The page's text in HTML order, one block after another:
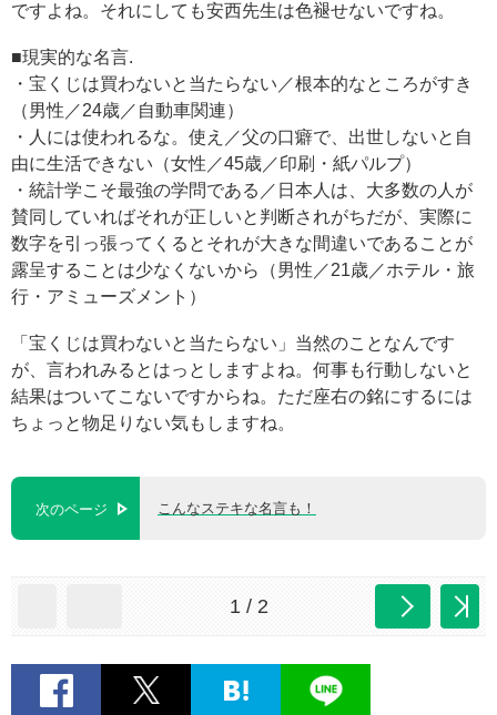
ですよね。それにしても安西先生は色褪せないですね。
■現実的な名言.
・宝くじは買わないと当たらない／根本的なところがすき
（男性／24歳／自動車関連）
・人には使われるな。使え／父の口癖で、出世しないと自
由に生活できない（女性／45歳／印刷・紙パルプ）
・統計学こそ最強の学問である／日本人は、大多数の人が
賛同していればそれが正しいと判断されがちだが、実際に
数字を引っ張ってくるとそれが大きな間違いであることが
露呈することは少なくないから（男性／21歳／ホテル・旅
行・アミューズメント）
「宝くじは買わないと当たらない」当然のことなんです
が、言われみるとはっとしますよね。何事も行動しないと
結果はついてこないですからね。ただ座右の銘にするには
ちょっと物足りない気もしますね。
次のページ こんなステキな名言も！
1 / 2